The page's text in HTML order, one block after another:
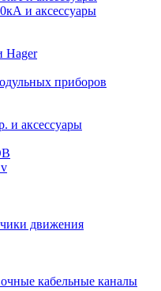
и аксессуары
Hager
приборов
и аксессуары
движения
кабельные каналы